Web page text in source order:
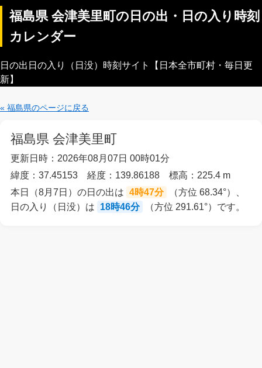
福島県 会津美里町の日の出・日の入り時刻
カレンダー
日の出日の入り（日没）時刻サイト【日本全市町村・毎日更
新】
« 福島県のページに戻る
福島県 会津美里町
更新日時：2026年08月07日 00時01分
緯度：37.45153 経度：139.86188 標高：225.4 m
本日（8月7日）の日の出は 4時47分
（方位 68.34°）、
日の入り（日没）は
18時46分 （方位 291.61°）です。